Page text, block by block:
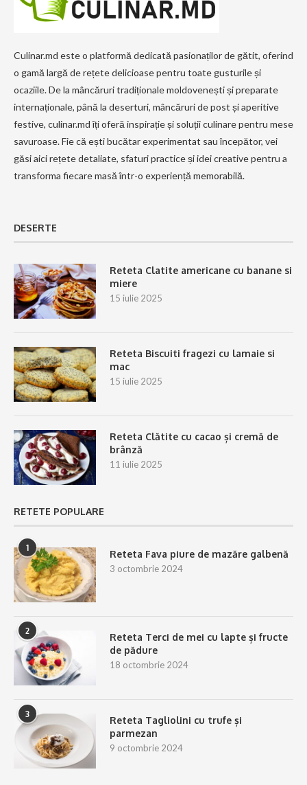
Culinar.md este o platformă dedicată pasionaților de gătit, oferind
o gamă largă de rețete delicioase pentru toate gusturile și
ocaziile. De la mâncăruri tradiționale moldovenești și preparate
internaționale, până la deserturi, mâncăruri de post și aperitive
festive, culinar.md îți oferă inspirație și soluții culinare pentru mese
savuroase. Fie că ești bucătar experimentat sau începător, vei
găsi aici rețete detaliate, sfaturi practice și idei creative pentru a
transforma fiecare masă într-o experiență memorabilă.
DESERTE
Reteta Clatite americane cu banane si
miere
15 iulie 2025
Reteta Biscuiti fragezi cu lamaie si
mac
15 iulie 2025
Reteta Clătite cu cacao și cremă de
brânză
11 iulie 2025
RETETE POPULARE
1
Reteta Fava piure de mazăre galbenă
3 octombrie 2024
2
Reteta Terci de mei cu lapte și fructe
de pădure
18 octombrie 2024
3
Reteta Tagliolini cu trufe și
parmezan
9 octombrie 2024